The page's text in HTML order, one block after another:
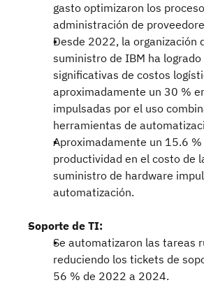
gasto optimizaron los
administración de
Desde 2022, la organización
suministro de IBM ha
significativas de costos
aproximadamente un 30 %
impulsadas por el uso
herramientas de
Aproximadamente un 15.6
productividad en el costo de
suministro de hardware
automatización.
Soporte de TI:
Se automatizaron las tareas
reduciendo los tickets de
56 % de 2022 a 2024.